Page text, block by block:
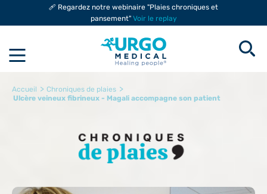
🩹 Regardez notre webinaire "Plaies chroniques et
pansement" Voir le replay
Accueil > Chroniques de plaies >
Ulcère veineux fibrineux - Magali accompagne son patient